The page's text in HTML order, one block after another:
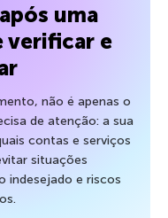
uma
verificar e
não é apenas o
de atenção: a sua
contas e serviços
situações
indesejado e riscos